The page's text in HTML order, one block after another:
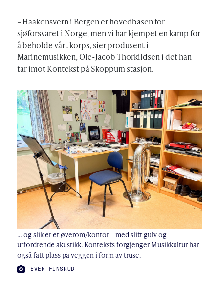
– Haakonsvern i Bergen er hovedbasen for
sjøforsvaret i Norge, men vi har kjempet en kamp for
å beholde vårt korps, sier produsent i
Marinemusikken, Ole-Jacob Thorkildsen i det han
tar imot Kontekst på Skoppum stasjon.
… og slik er et øverom/kontor – med slitt gulv og
utfordrende akustikk. Konteksts forgjenger Musikkultur har
også fått plass på veggen i form av truse.
FOTO:
EVEN FINSRUD